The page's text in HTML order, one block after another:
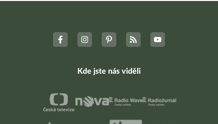
Kde jste nás viděli